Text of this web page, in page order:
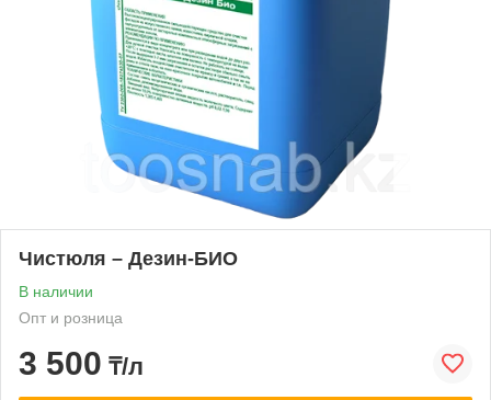
Чистюля – Дезин-БИО
В наличии
Опт и розница
3 500 ₸/л